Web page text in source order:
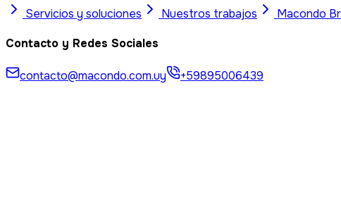
Servicios y soluciones Nuestros trabajos Macondo
Contacto y Redes Sociales
contacto@macondo.com.uy +59895006439